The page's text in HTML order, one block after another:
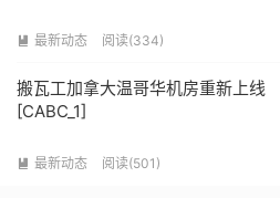
 最新动态 阅读(334)
搬瓦工加拿大温哥华机房重新上线
[CABC_1]
 最新动态 阅读(501)